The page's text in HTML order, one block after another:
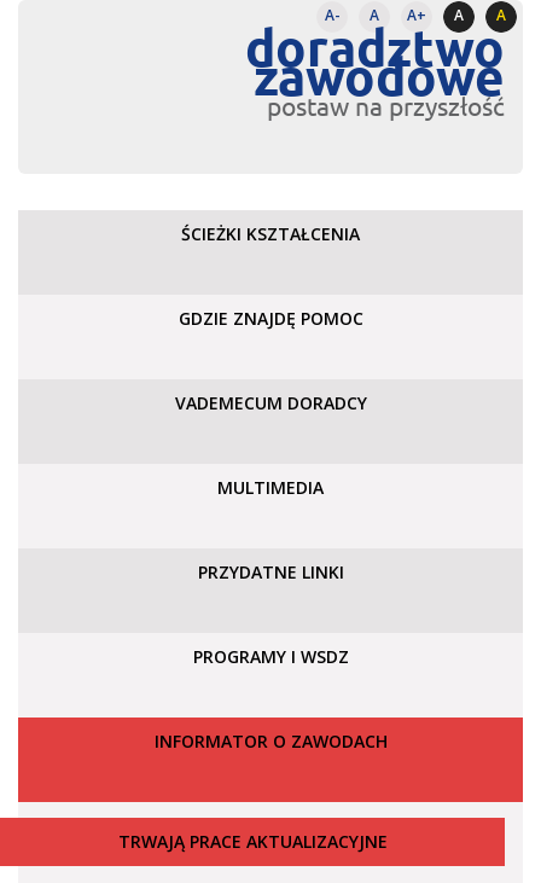
A- A A+ A A
doradztwo
zawodowe
postaw na przyszłość
ŚCIEŻKI KSZTAŁCENIA
GDZIE ZNAJDĘ POMOC
VADEMECUM DORADCY
MULTIMEDIA
PRZYDATNE LINKI
PROGRAMY I WSDZ
INFORMATOR O ZAWODACH
TRWAJĄ PRACE AKTUALIZACYJNE